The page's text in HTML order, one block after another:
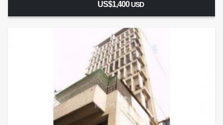
US$1,400USD